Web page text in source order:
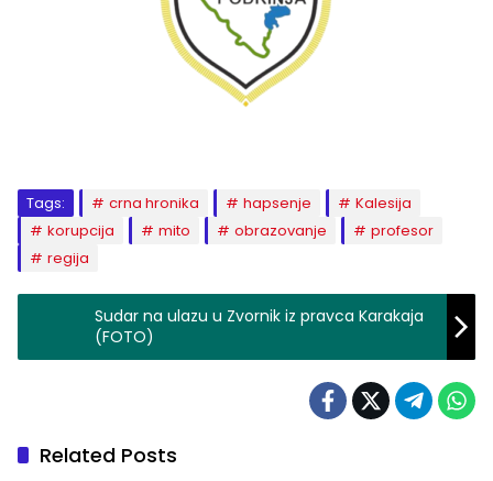
Tags: crna hronika hapsenje
Kalesija
korupcija
mito obrazovanje
profesor
regija
Sudar na ulazu u Zvornik iz pravca Karakaja
(FOTO)
Related Posts